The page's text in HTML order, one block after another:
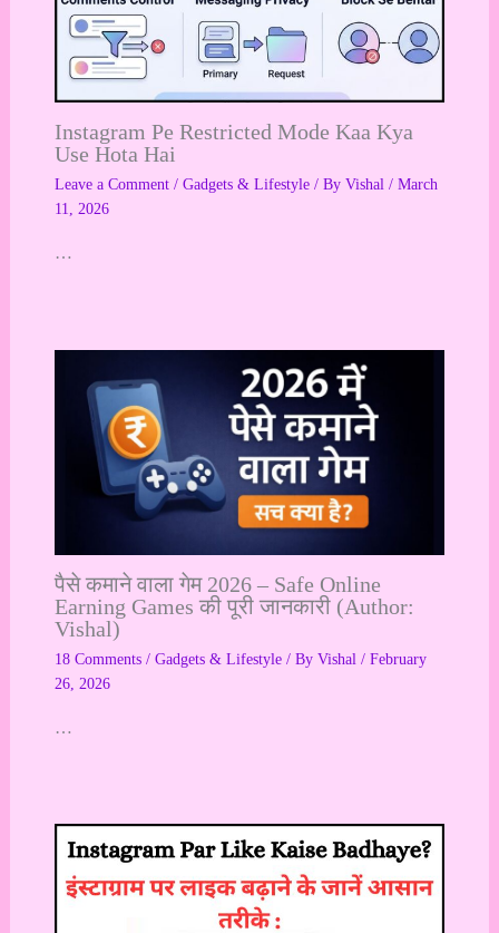
Instagram Pe Restricted Mode Kaa Kya
Use Hota Hai
Leave a Comment / Gadgets & Lifestyle/ By Vishal / March
11, 2026
…
पैसे कमाने वाला गेम 2026 – Safe Online
Earning Games की पूरी जानकारी (Author:
Vishal)
18 Comments / Gadgets & Lifestyle/ By Vishal / February
26, 2026
…